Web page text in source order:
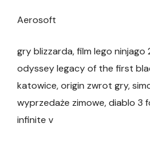
Aerosoft
gry blizzarda, film lego ninjago
odyssey legacy of the first
katowice, origin zwrot gry,
wyprzedaże zimowe, diablo 3
infinite v